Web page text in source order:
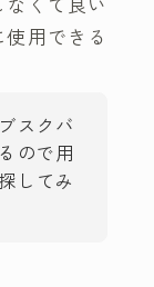
用できる
スクバ
ので用
してみ